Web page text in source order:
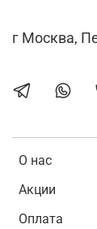
О нас
Акции
Оплата
г Москва,